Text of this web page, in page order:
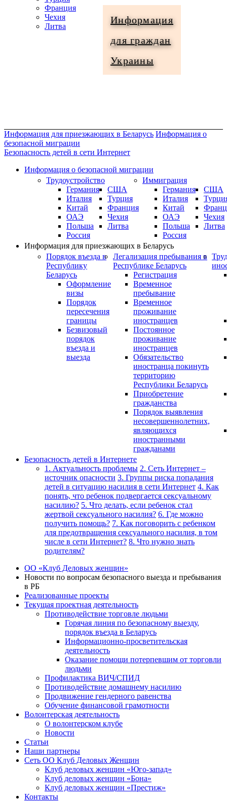
Франция
Чехия
Литва
Информация
для граждан
Украины
Информация для приезжающих в Беларусь Информация о
безопасной миграции
Безопасность детей в сети Интернет
Информация о безопасной миграции
Трудоустройство
Германия
Италия
Китай
ОАЭ
Польша
Россия
США
Турция
Франция
Чехия
Литва
Иммиграция
Германия
Италия
Китай
ОАЭ
Польша
Россия
США
Чехия
Литва
Информация для приезжающих в Беларусь
Порядок въезда в
Республику
Беларусь
Оформление
визы
Порядок
пересечения
границы
Безвизовый
порядок
въезда и
выезда
Легализация пребывания в
Республике Беларусь
Регистрация
Временное
пребывание
Временное
проживание
иностранцев
Постоянное
проживание
иностранцев
Обязательство
иностранца покинуть
территорию
Республики Беларусь
Приобретение
гражданства
Порядок выявления
несовершеннолетних,
являющихся
иностранными
гражданами
Безопасность детей в Интернете
1. Актуальность проблемы 2. Сеть Интернет –
источник опасности 3. Группы риска попадания
детей в ситуацию насилия в сети Интернет 4. Как
понять, что ребенок подвергается сексуальному
насилию? 5. Что делать, если ребенок стал
жертвой сексуального насилия? 6. Где можно
получить помощь? 7. Как поговорить с ребенком
для предотвращения сексуального насилия, в том
числе в сети Интернет? 8. Что нужно знать
родителям?
ОО «Клуб Деловых женщин»
Новости по вопросам безопасного выезда и пребывания
в РБ
Реализованные проекты
Текущая проектная деятельность
Противодействие торговле людьми
Горячая линия по безопасному выезду,
порядок въезда в Беларусь
Информационно-просветительская
деятельность
Оказание помощи потерпевшим от торговли
людьми
Профилактика ВИЧ/СПИД
Противодействие домашнему насилию
Продвижение гендерного равенства
Обучение финансовой грамотности
Волонтерская деятельность
О волонтерском клубе
Новости
Статьи
Наши партнеры
Сеть ОО Клуб Деловых Женщин
Клуб деловых женщин «Юго-запад»
Клуб деловых женщин «Бона»
Клуб деловых женщин «Престиж»
Контакты